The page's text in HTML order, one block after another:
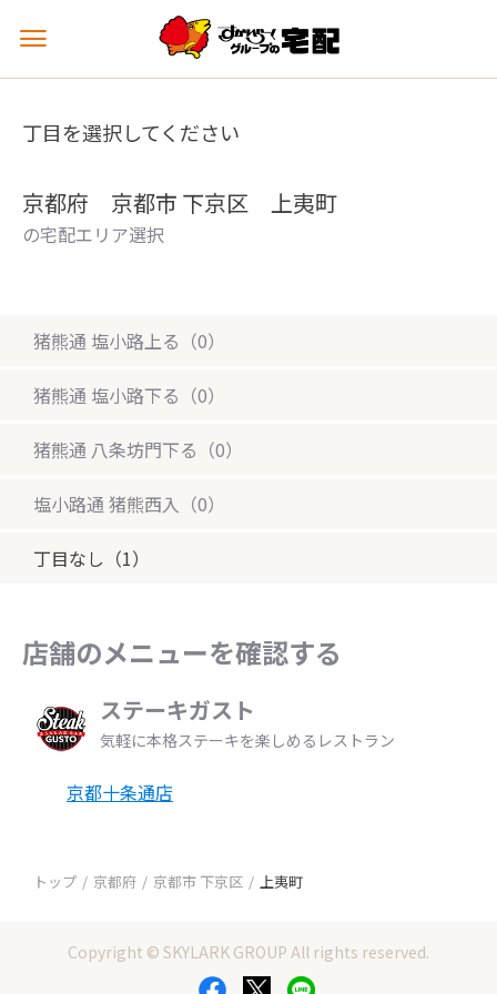
メ
ュ
を
丁目を選択してください
京都府 京都市 下京区 上夷町
の宅配エリア選択
猪熊通 塩小路上る（0）
猪熊通 塩小路下る（0）
猪熊通 八条坊門下る（0）
塩小路通 猪熊西入（0）
丁目なし（1）
店舗のメニューを確認する
ステーキガスト
気軽に本格ステーキを楽しめるレストラン
京都十条通店
トップ 京都府 京都市 下京区 上夷町
Copyright © SKYLARK GROUP All rights reserved.